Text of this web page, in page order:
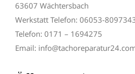
63607 Wächtersbach
Werkstatt Telefon: 06053-
Telefon: 0171 – 1694275
Email: